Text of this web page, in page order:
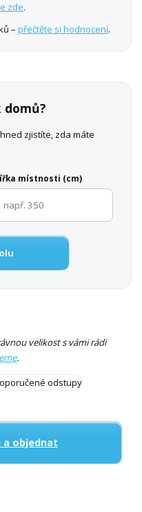
zde.
– přečtěte si hodnocení.
domů?
zjistíte, zda máte
místnosti (cm)
velikost s vámi rádi
.
objednat